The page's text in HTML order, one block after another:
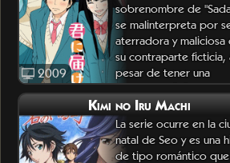
2009
sobrenombre de
se malinterpreta por
aterradora y maliciosa
su contraparte ficticia,
pesar de tener una
naturaleza tímida y
Anheland
Kimi no Iru Machi
La serie ocurre en la
natal de Seo y es una
de tipo romántico